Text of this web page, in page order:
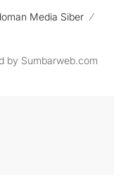
Media Siber
by Sumbarweb.com